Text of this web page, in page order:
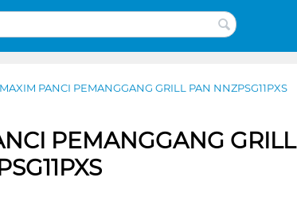
MAXIM PANCI PEMANGGANG GRILL PAN NNZPSG11PXS
PEMANGGANG GRILL